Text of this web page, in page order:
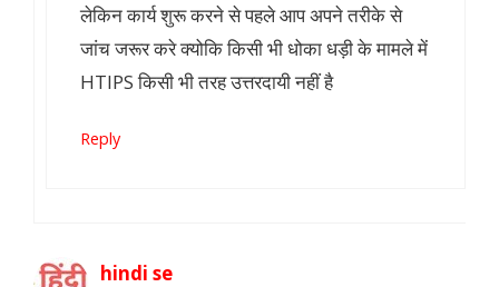
लेकिन कार्य शुरू करने से पहले आप अपने तरीके से
जांच जरूर करे क्योकि किसी भी धोका धड़ी के मामले में
HTIPS किसी भी तरह उत्तरदायी नहीं है
Reply
hindi se